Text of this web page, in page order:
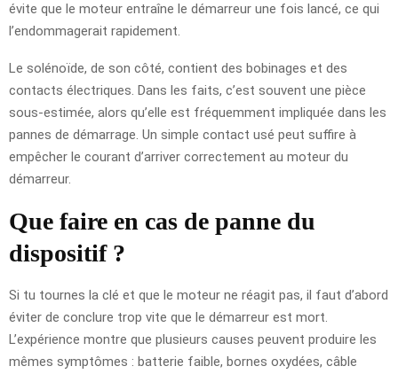
évite que le moteur entraîne le démarreur une fois lancé, ce qui
l’endommagerait rapidement.
Le solénoïde, de son côté, contient des bobinages et des
contacts électriques. Dans les faits, c’est souvent une pièce
sous-estimée, alors qu’elle est fréquemment impliquée dans les
pannes de démarrage. Un simple contact usé peut suffire à
empêcher le courant d’arriver correctement au moteur du
démarreur.
Que faire en cas de panne du
dispositif ?
Si tu tournes la clé et que le moteur ne réagit pas, il faut d’abord
éviter de conclure trop vite que le démarreur est mort.
L’expérience montre que plusieurs causes peuvent produire les
mêmes symptômes : batterie faible, bornes oxydées, câble